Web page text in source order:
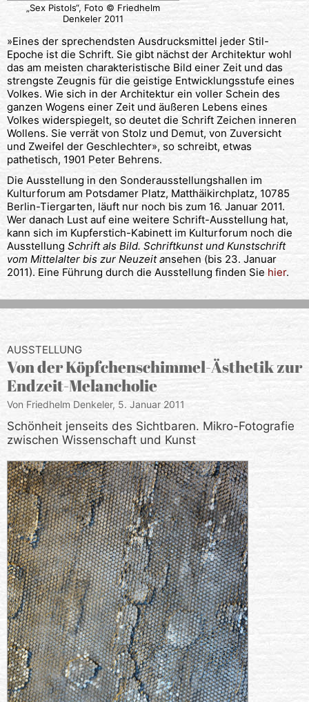
„Sex Pistols“, Foto © Friedhelm
Denkeler 2011
»Eines der sprechendsten Ausdrucksmittel jeder Stil-
Epoche ist die Schrift. Sie gibt nächst der Architektur wohl
das am meisten charakteristische Bild einer Zeit und das
strengste Zeugnis für die geistige Entwicklungsstufe eines
Volkes. Wie sich in der Architektur ein voller Schein des
ganzen Wogens einer Zeit und äußeren Lebens eines
Volkes widerspiegelt, so deutet die Schrift Zeichen inneren
Wollens. Sie verrät von Stolz und Demut, von Zuversicht
und Zweifel der Geschlechter», so schreibt, etwas
pathetisch, 1901 Peter Behrens.
Die Ausstellung in den Sonderausstellungshallen im
Kulturforum am Potsdamer Platz, Matthäikirchplatz, 10785
Berlin-Tiergarten, läuft nur noch bis zum 16. Januar 2011.
Wer danach Lust auf eine weitere Schrift-Ausstellung hat,
kann sich im Kupferstich-Kabinett im Kulturforum noch die
Ausstellung Schrift als Bild. Schriftkunst und Kunstschrift
vom Mittelalter bis zur Neuzeit ansehen (bis 23. Januar
2011). Eine Führung durch die Ausstellung finden Sie hier.
AUSSTELLUNG
Von der Köpfchenschimmel-Ästhetik zur
Endzeit-Melancholie
Von Friedhelm Denkeler, 5. Januar 2011
Schönheit jenseits des Sichtbaren. Mikro-Fotografie
zwischen Wissenschaft und Kunst